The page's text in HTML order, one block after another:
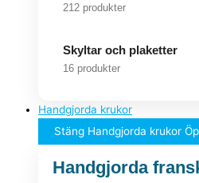
212 produkter
Skyltar och plaketter
16 produkter
Handgjorda krukor
Stäng Handgjorda krukor
Handgjorda